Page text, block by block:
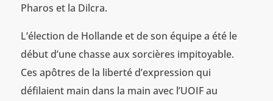
Pharos et la Dilcra.
L’élection de Hollande et de son équipe a été le
début d’une chasse aux sorcières impitoyable.
Ces apôtres de la liberté d’expression qui
défilaient main dans la main avec l’UOIF au